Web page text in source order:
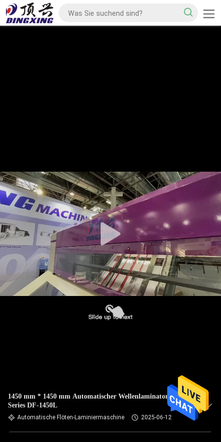
1450 mm * 1450 mm Automatischer Wellenlaminator Rowan
Series DF-1450L
Automatische Flöten-Laminiermaschine 2025-06-12